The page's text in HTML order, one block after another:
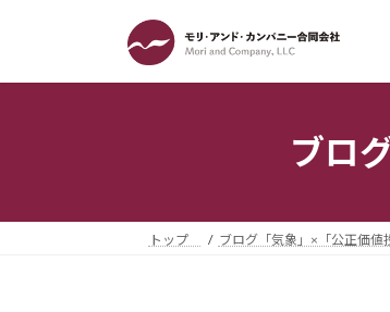
ッ
移
ブロ
トップ ブログ「気象」×「公正価